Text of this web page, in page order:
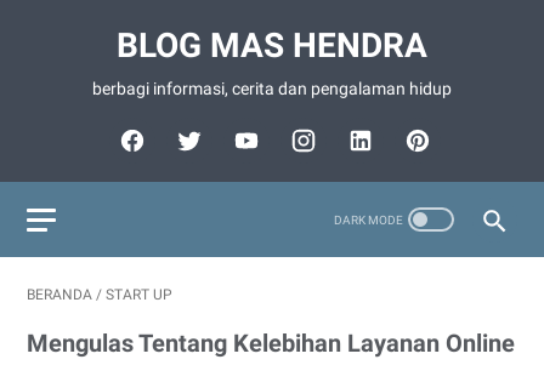
BLOG MAS HENDRA
berbagi informasi, cerita dan pengalaman hidup
BERANDA / START UP
Mengulas Tentang Kelebihan Layanan Online